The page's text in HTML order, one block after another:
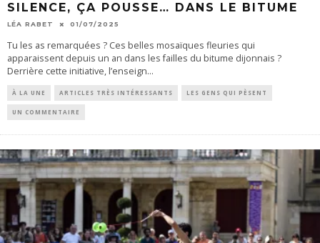
SILENCE, ÇA POUSSE… DANS LE BITUME
LÉA RABET 01/07/2025
Tu les as remarquées ? Ces belles mosaïques fleuries qui
apparaissent depuis un an dans les failles du bitume dijonnais ?
Derrière cette initiative, l’enseign...
À LA UNE ARTICLES TRÈS INTÉRESSANTS LES GENS QUI PÈSENT
UN COMMENTAIRE